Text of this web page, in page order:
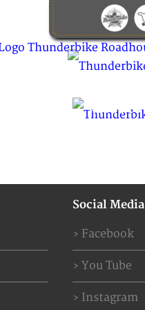
ABOUT US
Social Media
Facebook
You Tube
Instagram